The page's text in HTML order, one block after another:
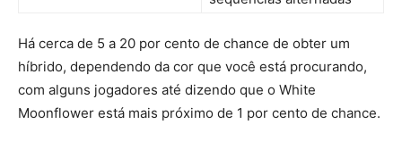
Há cerca de 5 a 20 por cento de chance de obter um
híbrido, dependendo da cor que você está procurando,
com alguns jogadores até dizendo que o White
Moonflower está mais próximo de 1 por cento de chance.